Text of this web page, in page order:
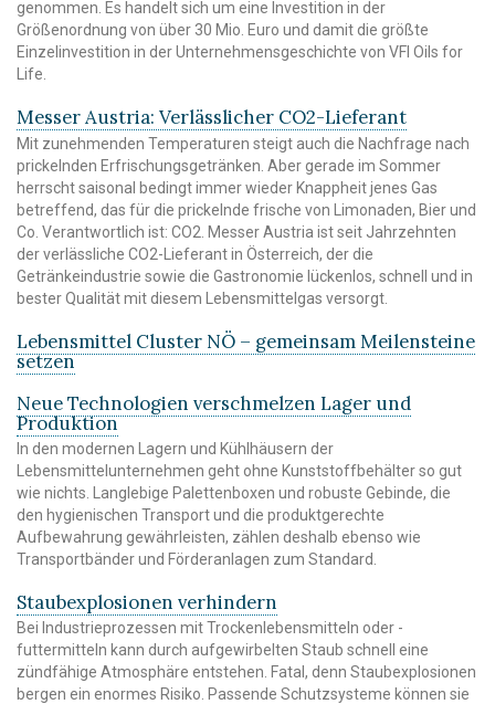
genommen. Es handelt sich um eine Investition in der
Größenordnung von über 30 Mio. Euro und damit die größte
Einzelinvestition in der Unternehmensgeschichte von VFI Oils for
Life.
Messer Austria: Verlässlicher CO2-Lieferant
Mit zunehmenden Temperaturen steigt auch die Nachfrage nach
prickelnden Erfrischungsgetränken. Aber gerade im Sommer
herrscht saisonal bedingt immer wieder Knappheit jenes Gas
betreffend, das für die prickelnde frische von Limonaden, Bier und
Co. Verantwortlich ist: CO2. Messer Austria ist seit Jahrzehnten
der verlässliche CO2-Lieferant in Österreich, der die
Getränkeindustrie sowie die Gastronomie lückenlos, schnell und in
bester Qualität mit diesem Lebensmittelgas versorgt.
Lebensmittel Cluster NÖ – gemeinsam Meilensteine
setzen
Neue Technologien verschmelzen Lager und
Produktion
In den modernen Lagern und Kühlhäusern der
Lebensmittelunternehmen geht ohne Kunststoffbehälter so gut
wie nichts. Langlebige Palettenboxen und robuste Gebinde, die
den hygienischen Transport und die produktgerechte
Aufbewahrung gewährleisten, zählen deshalb ebenso wie
Transportbänder und Förderanlagen zum Standard.
Staubexplosionen verhindern
Bei Industrieprozessen mit Trockenlebensmitteln oder -
futtermitteln kann durch aufgewirbelten Staub schnell eine
zündfähige Atmosphäre entstehen. Fatal, denn Staubexplosionen
bergen ein enormes Risiko. Passende Schutzsysteme können sie